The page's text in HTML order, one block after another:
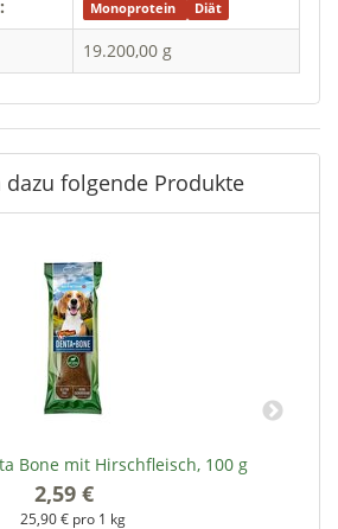
Monoprotein Diät
19.200,00 g
folgende Produkte
Bone mit Hirschfleisch, 100 g
2,59 €
25,90 € pro 1 kg